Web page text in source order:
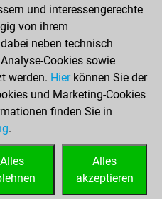
0
0
und interessengerechte
von ihrem
neben technisch
Cookies sowie
werden. Hierkönnen Sie der
und Marketing-Cookies
finden Sie in
.
Alles
akzeptieren
Alles